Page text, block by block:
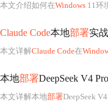
本文介绍如何在Windows 11环
Claude Code本地部署实战
本文详解Claude Code在
本地部署DeepSeek V4
本文详解本地部署DeepSeek